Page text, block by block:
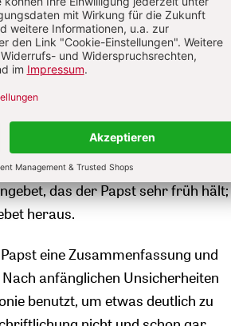
ist ein Zeichen für
aus Lateinamerika und den
Eine indische Zeitung hat sogar
und abgedruckt, eine
sind aber immer noch die
Beten von Papst Franziskus
das der Papst sehr früh hält;
heraus.
eine Zusammenfassung und
anfänglichen Unsicherheiten
benutzt, um etwas deutlich zu